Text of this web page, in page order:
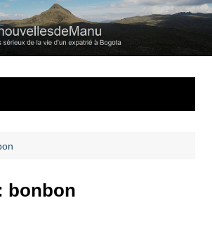
vie d’expatrié à Bogota
bonbon